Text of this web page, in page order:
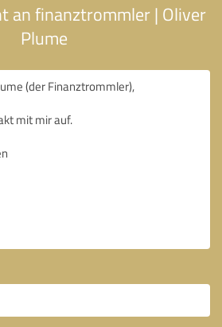
an finanztrommler | Oliver
Plume